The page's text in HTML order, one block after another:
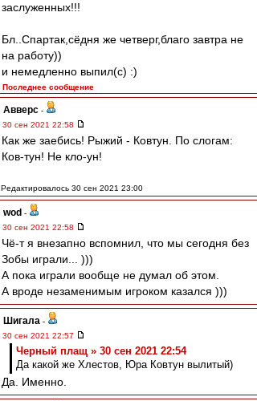
заслуженных!!!
Бл..Спартак,сёдня же четверг,благо завтра не
на работу))
и немедленно выпил(с) :)
Последнее сообщение
Авверс -
30 сен 2021 22:58
Как же заебись! Рыжий - Ковтун. По слогам:
Ков-тун! Не кло-ун!
Редактировалось 30 сен 2021 23:00
wod -
30 сен 2021 22:58
Чё-т я внезапно вспомнил, что мы сегодня без
Зобы играли... )))
А пока играли вообще не думал об этом.
А вроде незаменимым игроком казался )))
Шигала -
30 сен 2021 22:57
Черный плащ » 30 сен 2021 22:54
Да какой же Хлестов, Юра Ковтун вылитый)
Да. Именно.